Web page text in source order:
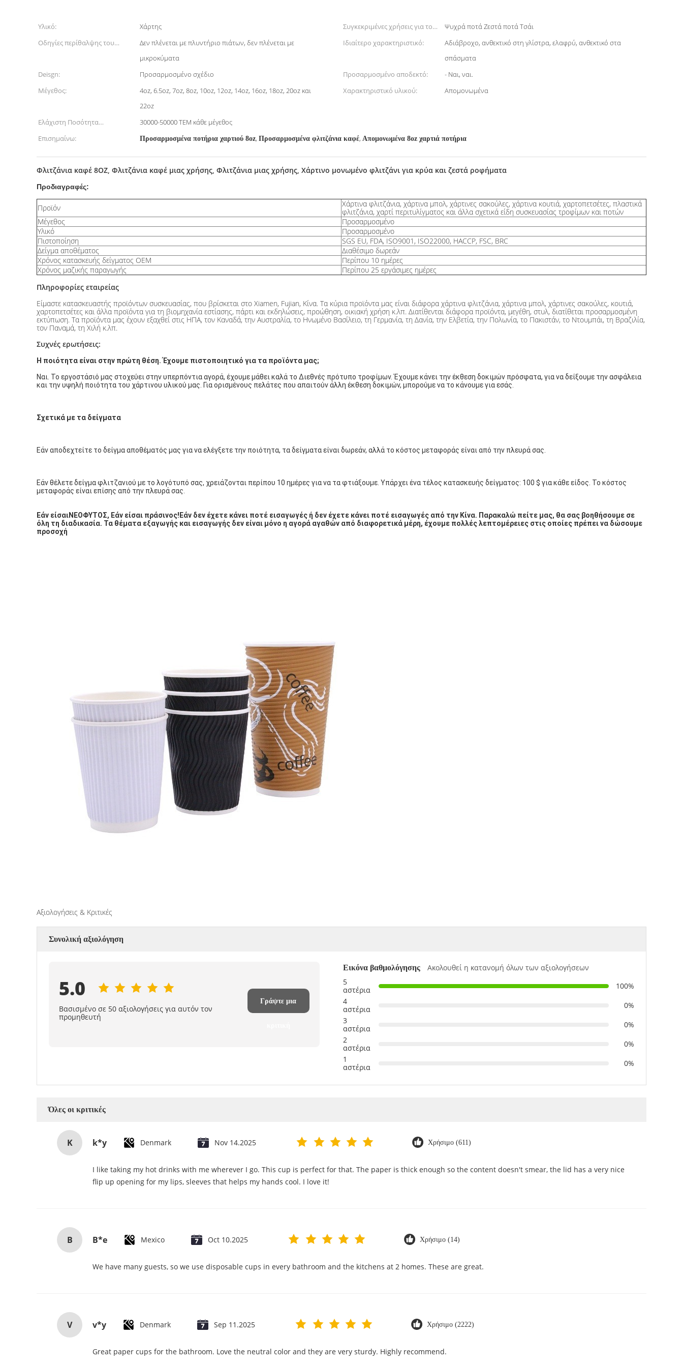
Υλικό: Χάρτης
Συγκεκριμένες χρήσεις για το
προϊόν:
Ψυχρά ποτά Ζεστά ποτά Τσάι
Οδηγίες περίθαλψης του
Δεν πλένεται με πλυντήριο πιάτων, δεν πλένεται με
μικροκύματα
Ιδιαίτερο χαρακτηριστικό:
Αδιάβροχο, ανθεκτικό στη γλίστρα, ελαφρύ, ανθεκτικό στα
σπάσματα
Deisgn:
Προσαρμοσμένο σχέδιο Προσαρμοσμένο αποδεκτό:
- Ναι, ναι.
Μέγεθος:
4oz, 6.5oz, 7oz, 8oz, 10oz, 12oz, 14oz, 16oz, 18oz, 20oz και
22oz
Χαρακτηριστικό υλικού: Απομονωμένα
Ελάχιστη Ποσότητα
Παραγγελίας:
30000-50000 ΤΕΜ κάθε μέγεθος
Επισημαίνω:
Προσαρμοσμένα ποτήρια χαρτιού 8oz, Προσαρμοσμένα φλιτζάνια καφέ, Απομονωμένα 8oz χαρτιά ποτήρια
Φλιτζάνια καφέ 8OZ, Φλιτζάνια καφέ μιας χρήσης, Φλιτζάνια μιας χρήσης, Χάρτινο μονωμένο φλιτζάνι για κρύα και ζεστά ροφήματα
Προδιαγραφές:
Προϊόν
Χάρτινα φλιτζάνια, χάρτινα μπολ, χάρτινες σακούλες, χάρτινα κουτιά, χαρτοπετσέτες, πλαστικά
φλιτζάνια, χαρτί περιτυλίγματος και άλλα σχετικά είδη συσκευασίας τροφίμων και ποτών
Μέγεθος
Προσαρμοσμένο
Υλικό
Προσαρμοσμένο
Πιστοποίηση
SGS EU, FDA, ISO9001, ISO22000, HACCP, FSC, BRC
Δείγμα αποθέματος
Διαθέσιμο δωρεάν
Χρόνος κατασκευής δείγματος OEM
Περίπου 10 ημέρες
Χρόνος μαζικής παραγωγής
Περίπου 25 εργάσιμες ημέρες
Πληροφορίες εταιρείας
Είμαστε κατασκευαστής προϊόντων συσκευασίας, που βρίσκεται στο Xiamen, Fujian, Κίνα. Τα κύρια προϊόντα μας είναι διάφορα χάρτινα φλιτζάνια, χάρτινα μπολ, χάρτινες σακούλες, κουτιά,
χαρτοπετσέτες και άλλα προϊόντα για τη βιομηχανία εστίασης, πάρτι και εκδηλώσεις, προώθηση, οικιακή χρήση κ.λπ. Διατίθενται διάφορα προϊόντα, μεγέθη, στυλ, διατίθεται προσαρμοσμένη
εκτύπωση. Τα προϊόντα μας έχουν εξαχθεί στις ΗΠΑ, τον Καναδά, την Αυστραλία, το Ηνωμένο Βασίλειο, τη Γερμανία, τη Δανία, την Ελβετία, την Πολωνία, το Πακιστάν, το Ντουμπάι, τη Βραζιλία,
τον Παναμά, τη Χιλή κ.λπ.
Συχνές ερωτήσεις:
Η ποιότητα είναι στην πρώτη θέση. Έχουμε πιστοποιητικό για τα προϊόντα μας;
Ναι. Το εργοστάσιό μας στοχεύει στην υπερπόντια αγορά, έχουμε μάθει καλά το Διεθνές πρότυπο τροφίμων. Έχουμε κάνει την έκθεση δοκιμών πρόσφατα, για να δείξουμε την ασφάλεια
και την υψηλή ποιότητα του χάρτινου υλικού μας. Για ορισμένους πελάτες που απαιτούν άλλη έκθεση δοκιμών, μπορούμε να το κάνουμε για εσάς.
Σχετικά με τα δείγματα
Εάν αποδεχτείτε το δείγμα αποθέματός μας για να ελέγξετε την ποιότητα, τα δείγματα είναι δωρεάν, αλλά το κόστος μεταφοράς είναι από την πλευρά σας.
Εάν θέλετε δείγμα φλιτζανιού με το λογότυπό σας, χρειάζονται περίπου 10 ημέρες για να τα φτιάξουμε. Υπάρχει ένα τέλος κατασκευής δείγματος: 100 $ για κάθε είδος. Το κόστος
μεταφοράς είναι επίσης από την πλευρά σας.
Εάν είσαιΝΕΟΦΥΤΟΣ, Εάν είσαι πράσινος! Εάν δεν έχετε κάνει ποτέ εισαγωγές ή δεν έχετε κάνει ποτέ εισαγωγές από την Κίνα. Παρακαλώ πείτε μας, θα σας βοηθήσουμε σε
όλη τη διαδικασία. Τα θέματα εξαγωγής και εισαγωγής δεν είναι μόνο η αγορά αγαθών από διαφορετικά μέρη, έχουμε πολλές λεπτομέρειες στις οποίες πρέπει να δώσουμε
προσοχή
Αξιολογήσεις & Κριτικές
Συνολική αξιολόγηση
5.0
Βασισμένο σε 50 αξιολογήσεις για αυτόν τον
προμηθευτή
Γράψτε μια
Εικόνα βαθμολόγησης
Ακολουθεί η κατανομή όλων των αξιολογήσεων
5
αστέρια
100%
4
αστέρια
0%
3
αστέρια
0%
2
αστέρια
0%
1
αστέρια
0%
Όλες οι κριτικές
K k*y Denmark Nov 14.2025 Χρήσιμο (611)
I like taking my hot drinks with me wherever I go. This cup is perfect for that. The paper is thick enough so the content doesn't smear, the lid has a very nice
flip up opening for my lips, sleeves that helps my hands cool. I love it!
B B*e Mexico Oct 10.2025 Χρήσιμο (14)
We have many guests, so we use disposable cups in every bathroom and the kitchens at 2 homes. These are great.
V v*y Denmark Sep 11.2025 Χρήσιμο (2222)
Great paper cups for the bathroom. Love the neutral color and they are very sturdy. Highly recommend.